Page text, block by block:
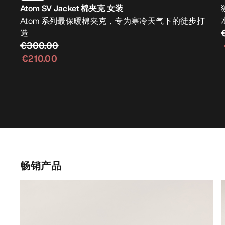
Atom SV Jacket 棉夹克 女装
Atom 系列最保暖棉夹克，专为寒冷天气下的徒步打
造
€300.00
€210.00
畅销产品